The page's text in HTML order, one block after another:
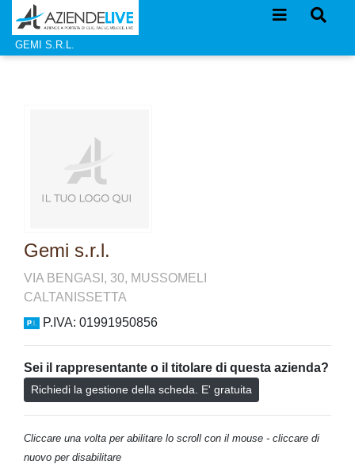
GEMI S.R.L.
Gemi s.r.l.
VIA BENGASI, 30, MUSSOMELI
CALTANISSETTA
P.IVA: 01991950856
Sei il rappresentante o il titolare di questa azienda?
Richiedi la gestione della scheda. E' gratuita
Cliccare una volta per abilitare lo scroll con il mouse - cliccare di
nuovo per disabilitare